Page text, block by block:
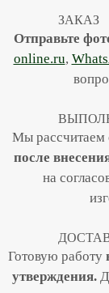
ЗАКАЗ
Отправьте
online.ru,
Мы рассчитаем
после
на
Готовую работу
утверждения.